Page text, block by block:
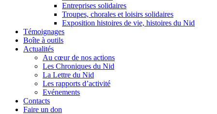
Entreprises solidaires
Troupes, chorales et loisirs solidaires
Exposition histoires de vie, histoires du Nid
Témoignages
Boîte à outils
Actualités
Au cœur de nos actions
Les Chroniques du Nid
La Lettre du Nid
Les rapports d’activité
Evénements
Contacts
Faire un don